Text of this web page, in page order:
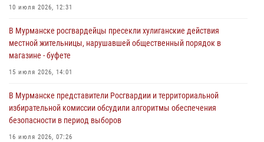
Сотрудники Росгвардии задержали мужчину, не оплатившего счет в
30 июля 2026, 14:09
В Управлении Росгвардии по Мурманской области прошло пожарно-
тактическое занятие совместно с МЧС России
10 июля 2026, 12:31
В Мурманске росгвардейцы пресекли хулиганские действия
местной жительницы, нарушавшей общественный порядок в
магазине - буфете
15 июля 2026, 14:01
В Мурманске представители Росгвардии и территориальной
избирательной комиссии обсудили алгоритмы обеспечения
безопасности в период выборов
16 июля 2026, 07:26